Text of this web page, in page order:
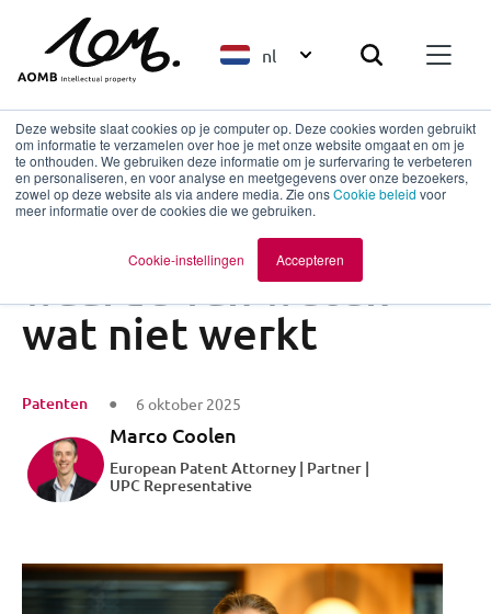
Deze website slaat cookies op je computer op. Deze cookies worden gebruikt
om informatie te verzamelen over hoe je met onze website omgaat en om je
te onthouden. We gebruiken deze informatie om je surfervaring te verbeteren
en personaliseren, en voor analyse en meetgegevens over onze bezoekers,
zowel op deze website als via andere media. Zie onsCookie beleid voor
meer informatie over de cookies die we gebruiken.
Cookie-instellingen Accepteren
nl
Terug naar overzicht
De commerciële
waarde van weten
wat niet werkt
Patenten 6 oktober 2025
Marco Coolen
European Patent Attorney | Partner |
UPC Representative